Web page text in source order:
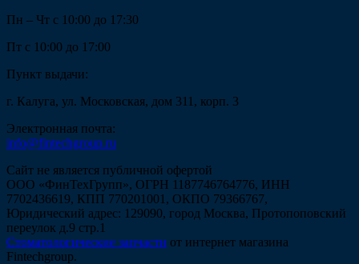
Пн – Чт с 10:00 до 17:30
Пт с 10:00 до 17:00
Пункт выдачи:
г. Калуга, ул. Московская, дом 311, корп. 3
Электронная почта:
info@fintechgroup.ru
Сайт не является публичной офертой
ООО «ФинТехГрупп», ОГРН 1187746764776, ИНН
7702436619, КПП 770201001, ОКПО 79366767,
Юридический адрес: 129090, город Москва, Протопоповский
переулок д.9 стр.1
Стоматологические запчасти от интернет магазина
Fintechgroup.